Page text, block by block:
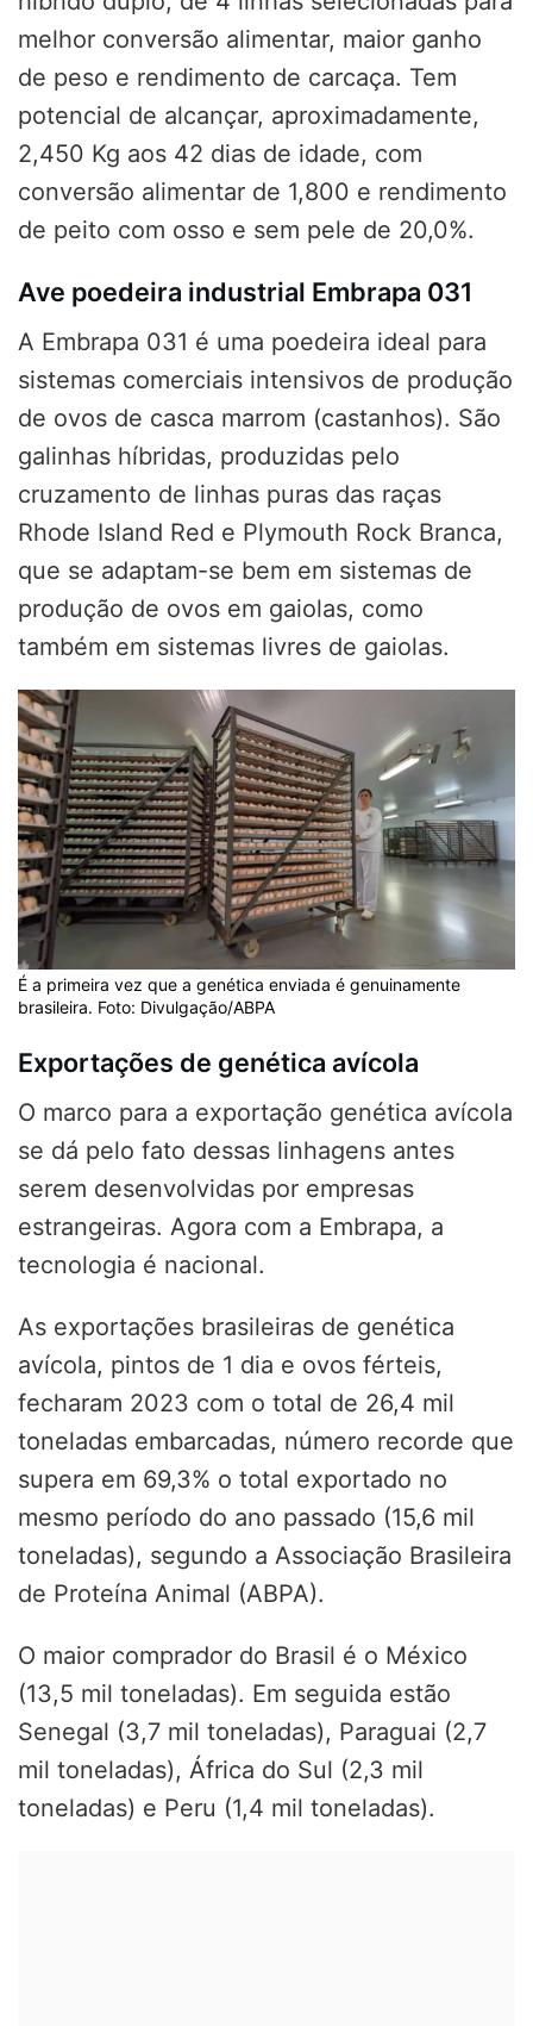
melhor conversão alimentar, maior ganho
de peso e rendimento de carcaça. Tem
potencial de alcançar, aproximadamente,
2,450 Kg aos 42 dias de idade, com
conversão alimentar de 1,800 e rendimento
de peito com osso e sem pele de 20,0%.
Ave poedeira industrial Embrapa 031
A Embrapa 031 é uma poedeira ideal para
sistemas comerciais intensivos de produção
de ovos de casca marrom (castanhos). São
galinhas híbridas, produzidas pelo
cruzamento de linhas puras das raças
Rhode Island Red e Plymouth Rock Branca,
que se adaptam-se bem em sistemas de
produção de ovos em gaiolas, como
também em sistemas livres de gaiolas.
É a primeira vez que a genética enviada é genuinamente
brasileira. Foto: Divulgação/ABPA
Exportações de genética avícola
O marco para a exportação genética avícola
se dá pelo fato dessas linhagens antes
serem desenvolvidas por empresas
estrangeiras. Agora com a Embrapa, a
tecnologia é nacional.
As exportações brasileiras de genética
avícola, pintos de 1 dia e ovos férteis,
fecharam 2023 com o total de 26,4 mil
toneladas embarcadas, número recorde que
supera em 69,3% o total exportado no
mesmo período do ano passado (15,6 mil
toneladas), segundo a Associação Brasileira
de Proteína Animal (ABPA).
O maior comprador do Brasil é o México
(13,5 mil toneladas). Em seguida estão
Senegal (3,7 mil toneladas), Paraguai (2,7
mil toneladas), África do Sul (2,3 mil
toneladas) e Peru (1,4 mil toneladas).